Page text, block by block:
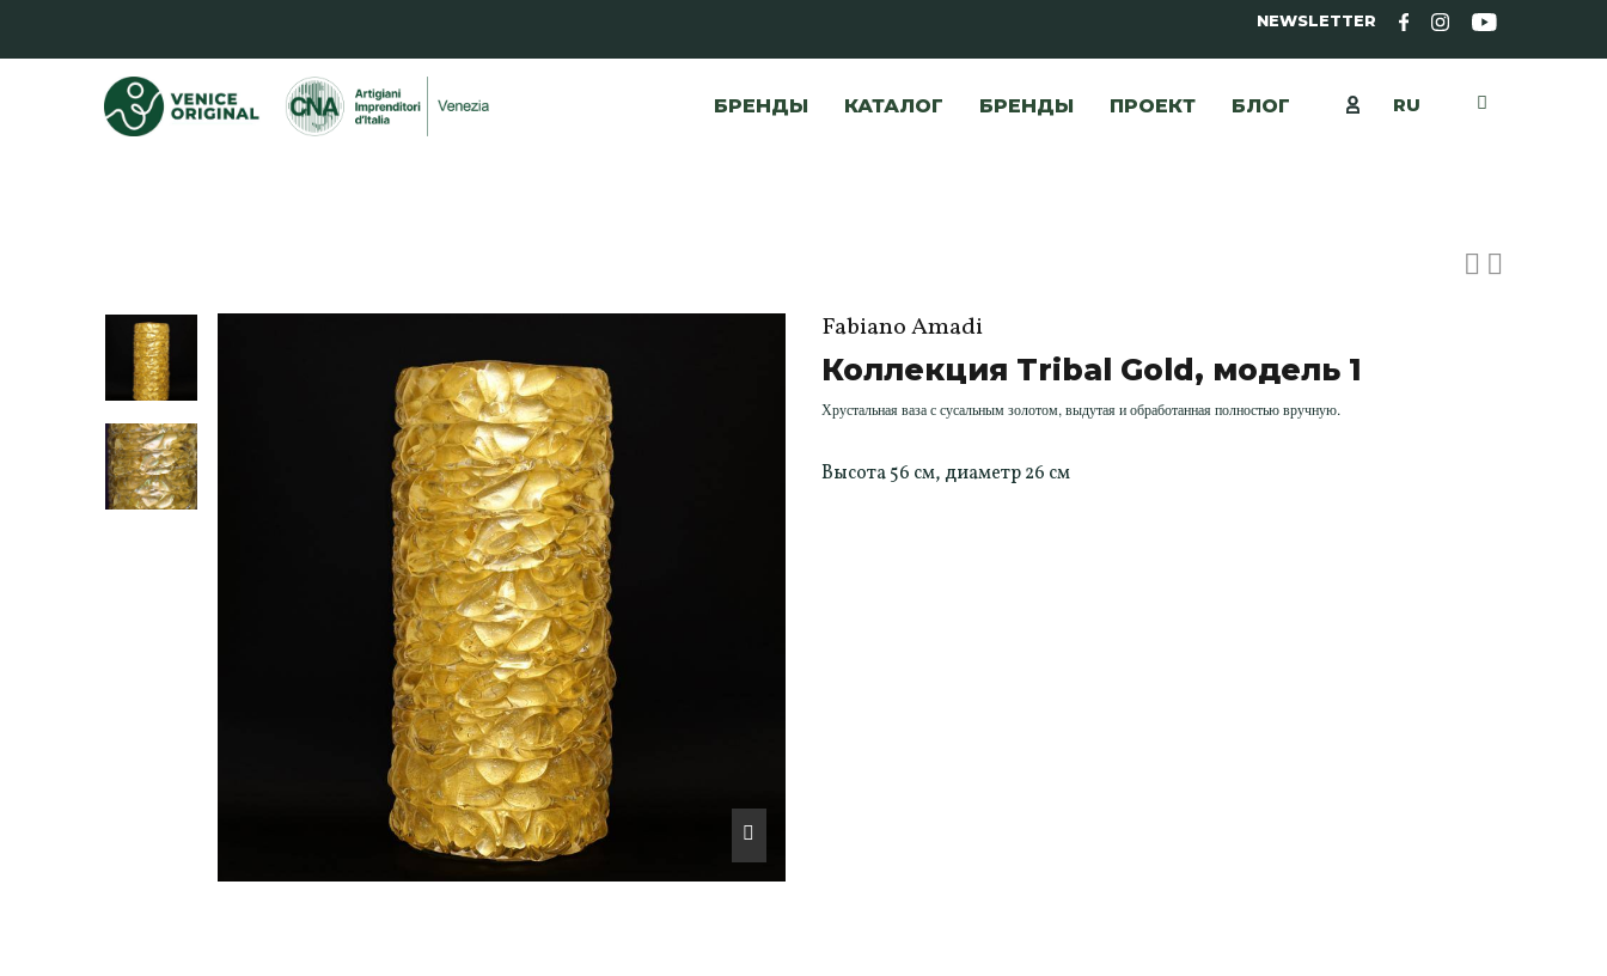
NEWSLETTER
БРЕНДЫ КАТАЛОГ БРЕНДЫ ПРОЕКТ БЛОГ RU
Fabiano Amadi
Коллекция Tribal Gold, модель 1
Хрустальная ваза с сусальным золотом, выдутая и обработанная полностью вручную.
Высота 56 см, диаметр 26 см